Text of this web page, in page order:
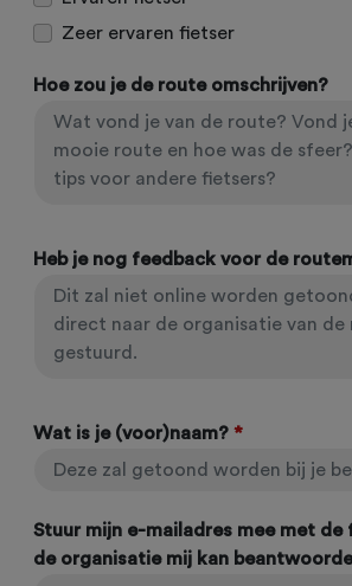
Zeer ervaren fietser
Hoe zou je de route omschrijven?
Heb je nog feedback voor de
Wat is je (voor)naam? *
Stuur mijn e-mailadres mee met
de organisatie mij kan